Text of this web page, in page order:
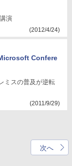
演
(2012/4/24)
Confere
ミスの普及が逆転
(2011/9/29)
次へ